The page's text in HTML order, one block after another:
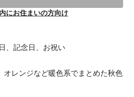
にお住まいの方向け
、記念日、お祝い
オレンジなど暖色系でまとめた秋色